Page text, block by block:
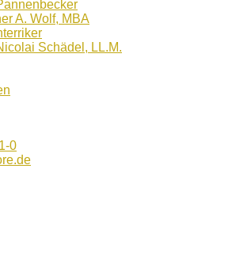
A. Wolf, MBA
Schädel, LL.M.
0